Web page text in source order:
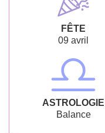
FÊTE
09 avril
ASTROLOGIE
Balance